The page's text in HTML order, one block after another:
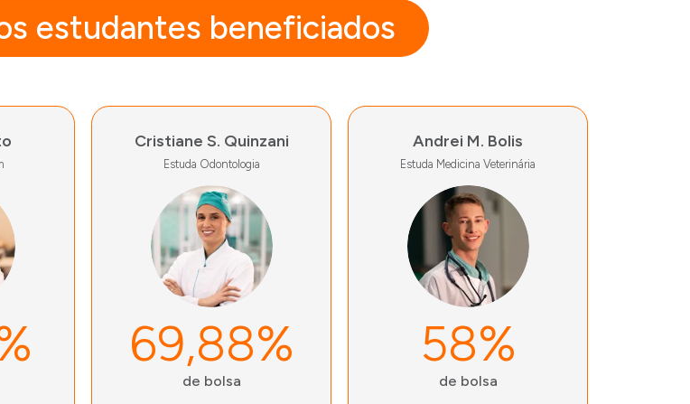
estudantes beneficiados
Cristiane S. Quinzani
Estuda Odontologia
69,88%
de bolsa
Andrei M. Bolis
Estuda Medicina Veterinária
58%
de bolsa